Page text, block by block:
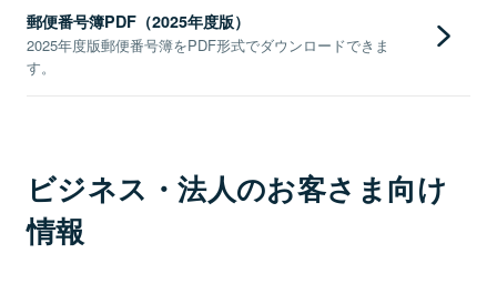
郵便番号簿PDF（2025年度版）
2025年度版郵便番号簿をPDF形式でダウンロードできま
す。
ビジネス・法人のお客さま向け
情報